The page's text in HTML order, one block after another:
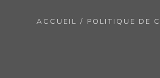
ACCUEIL / POLITIQUE DE